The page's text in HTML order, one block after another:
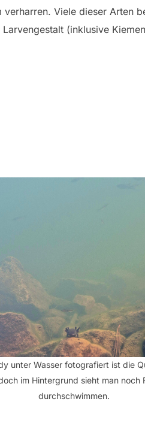
Viele dieser Arten
(inklusive
unter Wasser fotografiert ist die
im Hintergrund sieht man noch
durchschwimmen.